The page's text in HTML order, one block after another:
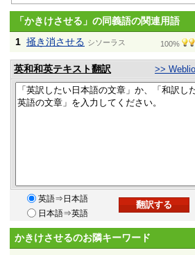
「かきけさせる」の同義語の関連用語
1 掻き消させる シソーラス 100%
英和和英テキスト翻訳 >>
英語⇒日本語
日本語⇒英語
かきけさせるのお隣キーワード